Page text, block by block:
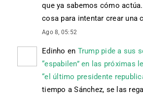
que ya sabemos cómo
cosa para intentar crear una
Ago 8, 05:52
Edinho en Trump pide a sus
“espabilen” en las próximas
“el último presidente
tiempo a Sánchez, se las